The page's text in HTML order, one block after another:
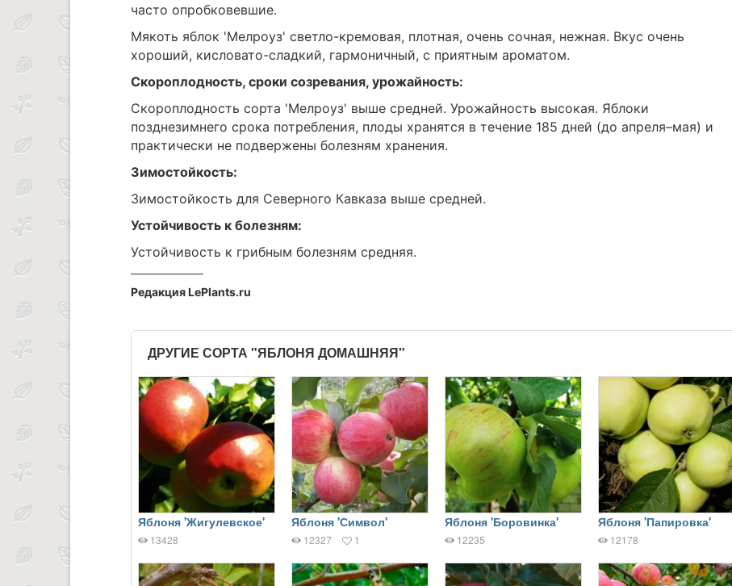
часто опробковевшие.
Мякоть яблок 'Мелроуз' светло-кремовая, плотная, очень сочная, нежная. Вкус очень
хороший, кисловато-сладкий, гармоничный, с приятным ароматом.
Скороплодность, сроки созревания, урожайность:
Скороплодность сорта 'Мелроуз' выше средней. Урожайность высокая. Яблоки
позднезимнего срока потребления, плоды хранятся в течение 185 дней (до апреля–мая) и
практически не подвержены болезням хранения.
Зимостойкость:
Зимостойкость для Северного Кавказа выше средней.
Устойчивость к болезням:
Устойчивость к грибным болезням средняя.
Редакция LePlants.ru
ДРУГИЕ СОРТА "ЯБЛОНЯ ДОМАШНЯЯ"
Яблоня 'Жигулевское'
13428
Яблоня 'Символ'
12327 1
Яблоня 'Боровинка'
12235
Яблоня 'Папировка'
12178